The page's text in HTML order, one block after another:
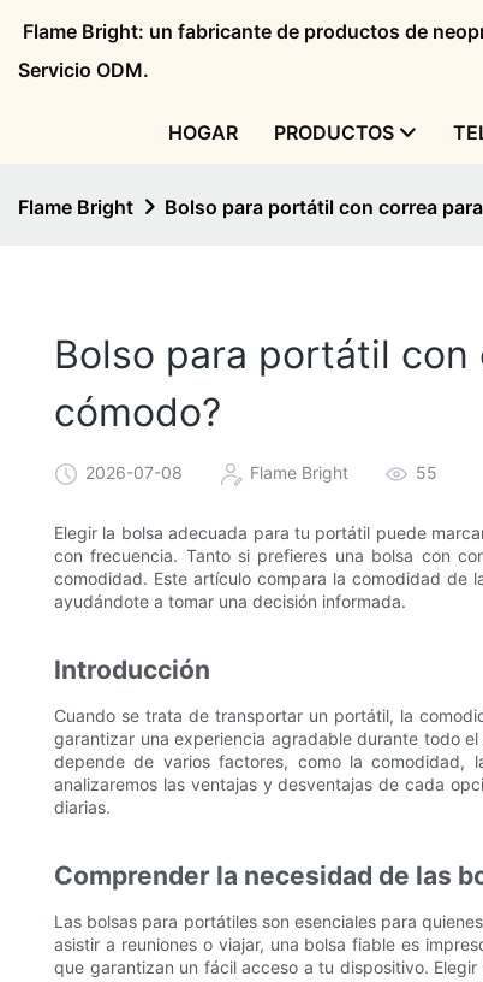
Flame Bright: un fabricante de productos de
Servicio ODM.
HOGAR PRODUCTOS
Flame Bright Bolso para portátil con correa
Bolso para portátil con
cómodo?
2026-07-08 Flame Bright 55
Elegir la bolsa adecuada para tu portátil puede
con frecuencia. Tanto si prefieres una bolsa con
comodidad. Este artículo compara la comodidad de
ayudándote a tomar una decisión informada.
Introducción
Cuando se trata de transportar un portátil, la
garantizar una experiencia agradable durante todo
depende de varios factores, como la comodidad,
analizaremos las ventajas y desventajas de cada
diarias.
Comprender la necesidad de las
Las bolsas para portátiles son esenciales para
asistir a reuniones o viajar, una bolsa fiable es
que garantizan un fácil acceso a tu dispositivo.